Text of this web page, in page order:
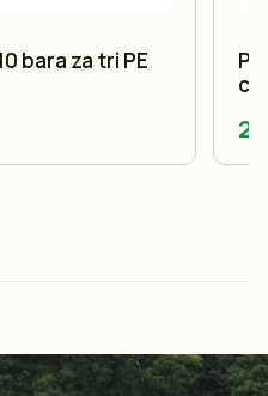
bara za tri PE